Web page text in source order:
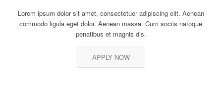
Lorem ipsum dolor sit amet, consectetuer adipiscing elit. Aenean
commodo ligula eget dolor. Aenean massa. Cum sociis natoque
penatibus et magnis dis.
APPLY NOW